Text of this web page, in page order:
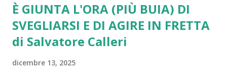
È GIUNTA L'ORA (PIÙ BUIA) DI
SVEGLIARSI E DI AGIRE IN FRETTA
di Salvatore Calleri
dicembre 13, 2025